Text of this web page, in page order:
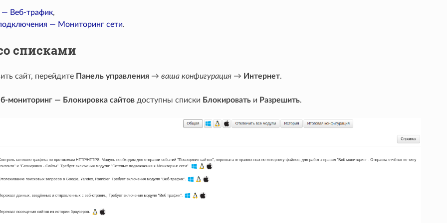
— Веб-трафик,
— Мониторинг сети.
списками
сайт, перейдите Панель управления→ ваша конфигурация→ Интернет.
мониторинг — Блокировка сайтовдоступны списки Блокироватьи Разрешить.